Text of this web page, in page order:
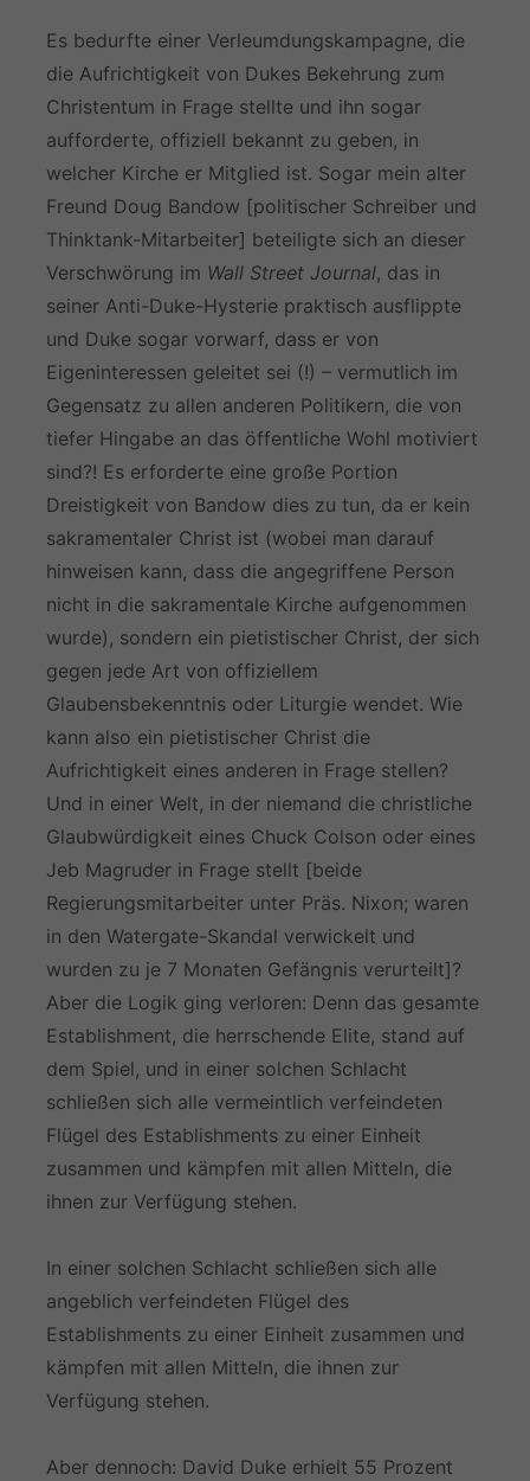
Es bedurfte einer Verleumdungskampagne, die
die Aufrichtigkeit von Dukes Bekehrung zum
Christentum in Frage stellte und ihn sogar
aufforderte, offiziell bekannt zu geben, in
welcher Kirche er Mitglied ist. Sogar mein alter
Freund Doug Bandow [politischer Schreiber und
Thinktank-Mitarbeiter] beteiligte sich an dieser
Verschwörung im Wall Street Journal, das in
seiner Anti-Duke-Hysterie praktisch ausflippte
und Duke sogar vorwarf, dass er von
Eigeninteressen geleitet sei (!) – vermutlich im
Gegensatz zu allen anderen Politikern, die von
tiefer Hingabe an das öffentliche Wohl motiviert
sind?! Es erforderte eine große Portion
Dreistigkeit von Bandow dies zu tun, da er kein
sakramentaler Christ ist (wobei man darauf
hinweisen kann, dass die angegriffene Person
nicht in die sakramentale Kirche aufgenommen
wurde), sondern ein pietistischer Christ, der sich
gegen jede Art von offiziellem
Glaubensbekenntnis oder Liturgie wendet. Wie
kann also ein pietistischer Christ die
Aufrichtigkeit eines anderen in Frage stellen?
Und in einer Welt, in der niemand die christliche
Glaubwürdigkeit eines Chuck Colson oder eines
Jeb Magruder in Frage stellt [beide
Regierungsmitarbeiter unter Präs. Nixon; waren
in den Watergate-Skandal verwickelt und
wurden zu je 7 Monaten Gefängnis verurteilt]?
Aber die Logik ging verloren: Denn das gesamte
Establishment, die herrschende Elite, stand auf
dem Spiel, und in einer solchen Schlacht
schließen sich alle vermeintlich verfeindeten
Flügel des Establishments zu einer Einheit
zusammen und kämpfen mit allen Mitteln, die
ihnen zur Verfügung stehen.
In einer solchen Schlacht schließen sich alle
angeblich verfeindeten Flügel des
Establishments zu einer Einheit zusammen und
kämpfen mit allen Mitteln, die ihnen zur
Verfügung stehen.
Aber dennoch: David Duke erhielt 55 Prozent